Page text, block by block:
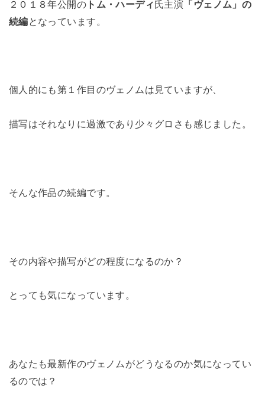
２０１８年公開の トム・ハーディ氏主演 「ヴェノム」の
続編となっています。
個人的にも第１作目のヴェノムは見ていますが、
描写はそれなりに過激であり少々グロさも感じました。
そんな作品の続編です。
その内容や描写がどの程度になるのか？
とっても気になっています。
あなたも最新作のヴェノムがどうなるのか気になってい
るのでは？